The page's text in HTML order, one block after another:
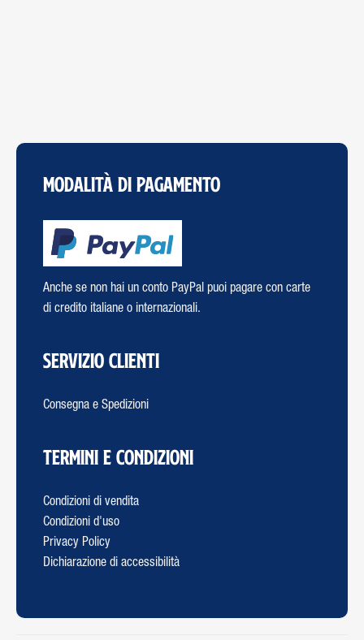
Modalità di Pagamento
Anche se non hai un conto PayPal puoi pagare con carte
di credito italiane o internazionali.
Servizio Clienti
Consegna e Spedizioni
Termini e Condizioni
Condizioni di vendita
Condizioni d'uso
Privacy Policy
Dichiarazione di accessibilità